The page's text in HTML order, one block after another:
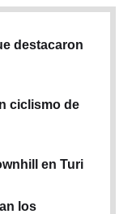
destacaron
ciclismo de
en Turi
los